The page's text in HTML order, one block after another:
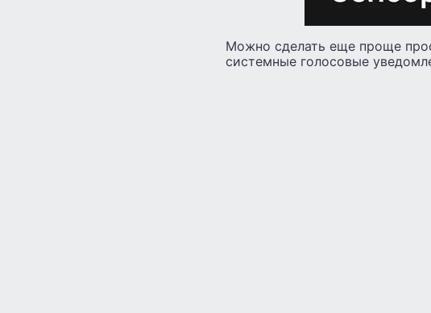
Можно сделать еще проще
системные голосовые